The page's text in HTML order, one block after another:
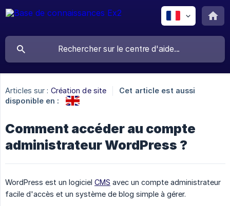
Articles sur : Création de site
Cet article est aussi
disponible en :
Comment accéder au compte
administrateur WordPress ?
WordPress est un logiciel CMS avec un compte administrateur
facile d'accès et un système de blog simple à gérer.